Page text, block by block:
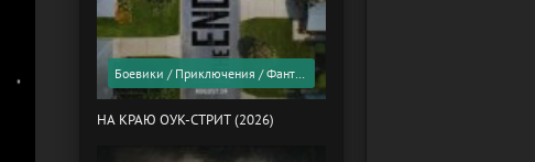
Боевики / Приключения / Фантастика / Фильмы 2026 года / Скоро в кино
НА КРАЮ ОУК-СТРИТ (2026)